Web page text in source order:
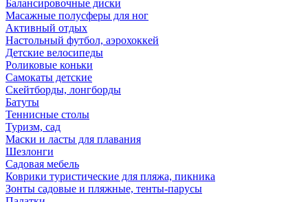
Балансировочные диски
Масажные полусферы для ног
Активный отдых
Настольный футбол, аэрохоккей
Детские велосипеды
Роликовые коньки
Самокаты детские
Скейтборды, лонгборды
Батуты
Теннисные столы
Туризм, сад
Маски и ласты для плавания
Шезлонги
Садовая мебель
Коврики туристические для пляжа, пикника
Зонты садовые и пляжные, тенты-парусы